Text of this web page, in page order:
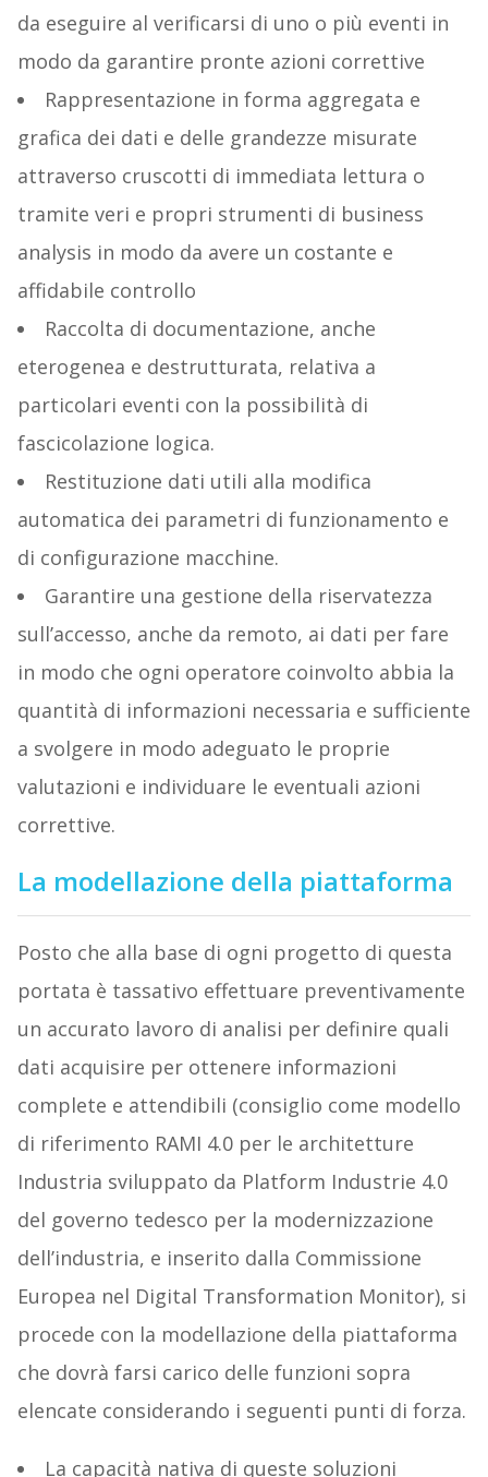
da eseguire al verificarsi di uno o più eventi in
modo da garantire pronte azioni correttive
Rappresentazione in forma aggregata e
grafica dei dati e delle grandezze misurate
attraverso cruscotti di immediata lettura o
tramite veri e propri strumenti di business
analysis in modo da avere un costante e
affidabile controllo
Raccolta di documentazione, anche
eterogenea e destrutturata, relativa a
particolari eventi con la possibilità di
fascicolazione logica.
Restituzione dati utili alla modifica
automatica dei parametri di funzionamento e
di configurazione macchine.
Garantire una gestione della riservatezza
sull’accesso, anche da remoto, ai dati per fare
in modo che ogni operatore coinvolto abbia la
quantità di informazioni necessaria e sufficiente
a svolgere in modo adeguato le proprie
valutazioni e individuare le eventuali azioni
correttive.
La modellazione della piattaforma
Posto che alla base di ogni progetto di questa
portata è tassativo effettuare preventivamente
un accurato lavoro di analisi per definire quali
dati acquisire per ottenere informazioni
complete e attendibili (consiglio come modello
di riferimento RAMI 4.0 per le architetture
Industria sviluppato da Platform Industrie 4.0
del governo tedesco per la modernizzazione
dell’industria, e inserito dalla Commissione
Europea nel Digital Transformation Monitor), si
procede con la modellazione della piattaforma
che dovrà farsi carico delle funzioni sopra
elencate considerando i seguenti punti di forza.
La capacità nativa di queste soluzioni